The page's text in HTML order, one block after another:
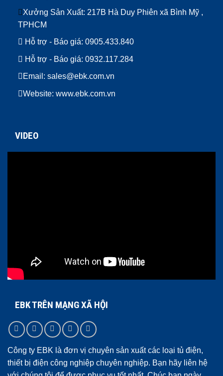
Xưởng Sản Xuất: 217B Hà Duy Phiên xã Bình Mỹ ,
TPHCM
Hỗ trợ - Báo giá: 0905.433.840
Hỗ trợ - Báo giá: 0932.117.284
Email: sales@ebk.com.vn
Website: www.ebk.com.vn
VIDEO
EBK TRÊN MẠNG XÃ HỘI
Công ty EBK là đơn vị chuyên sản xuất các loại tủ điện,
thiết bị điện công nghiệp chuyên nghiệp. Bạn hãy liên hệ